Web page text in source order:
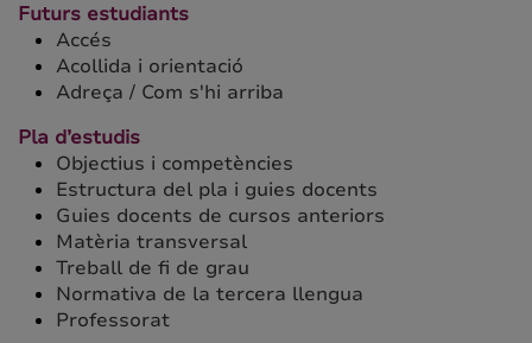
Futurs estudiants
Accés
Acollida i orientació
Adreça / Com s'hi arriba
Pla d’estudis
Objectius i competències
Estructura del pla i guies docents
Guies docents de cursos anteriors
Matèria transversal
Treball de fi de grau
Normativa de la tercera llengua
Professorat